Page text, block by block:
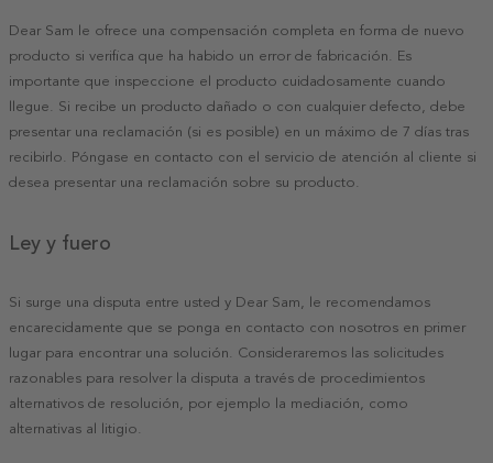
Dear Sam le ofrece una compensación completa en forma de nuevo
producto si verifica que ha habido un error de fabricación. Es
importante que inspeccione el producto cuidadosamente cuando
llegue. Si recibe un producto dañado o con cualquier defecto, debe
presentar una reclamación (si es posible) en un máximo de 7 días tras
recibirlo. Póngase en contacto con el servicio de atención al cliente si
desea presentar una reclamación sobre su producto.
Ley y fuero
Si surge una disputa entre usted y Dear Sam, le recomendamos
encarecidamente que se ponga en contacto con nosotros en primer
lugar para encontrar una solución. Consideraremos las solicitudes
razonables para resolver la disputa a través de procedimientos
alternativos de resolución, por ejemplo la mediación, como
alternativas al litigio.